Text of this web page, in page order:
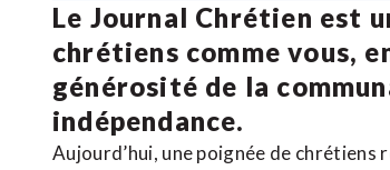
Le Journal Chrétien est
chrétiens comme vous,
générosité de la
indépendance.
Aujourd’hui, une poignée de